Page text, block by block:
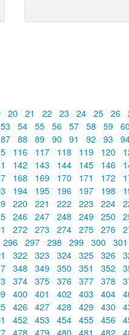
20 21 22 23 24 25 26
53 54 55 56 57 58 59 60
87 88 89 90 91 92 93
116 117 118 119 120
142 143 144 145 146
168 169 170 171 172
194 195 196 197 198
220 221 222 223 224
246 247 248 249 250
272 273 274 275 276
296 297 298 299 300 301
322 323 324 325 326
348 349 350 351 352
374 375 376 377 378
400 401 402 403 404
426 427 428 429 430
452 453 454 455 456
478 479 480 481 482